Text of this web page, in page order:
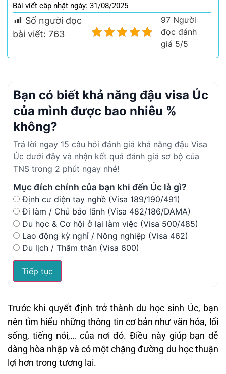
Bài viết cập nhật ngày: 31/08/2025
Số người đọc
bài viết: 763
97 Người
đọc đánh
giá 5/5
Bạn có biết khả năng đậu visa Úc
của mình được bao nhiêu %
không?
Trả lời ngay 15 câu hỏi đánh giá khả năng đậu Visa
Úc dưới đây và nhận kết quả đánh giá sơ bộ của
TNS trong 2 phút ngay nhé!
Mục đích chính của bạn khi đến Úc là gì?
Định cư diện tay nghề (Visa 189/190/491)
Đi làm / Chủ bảo lãnh (Visa 482/186/DAMA)
Du học & Cơ hội ở lại làm việc (Visa 500/485)
Lao động kỳ nghỉ / Nông nghiệp (Visa 462)
Du lịch / Thăm thân (Visa 600)
Tiếp tục
Trước khi quyết định trở thành du học sinh Úc, bạn
nên tìm hiểu những thông tin cơ bản như văn hóa, lối
sống, tiếng nói,… của nơi đó. Điều này giúp bạn dễ
dàng hòa nhập và có một chặng đường du học thuận
lợi hơn trong tương lai.